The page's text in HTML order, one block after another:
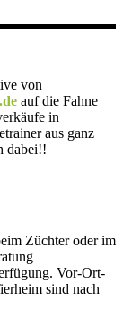
von
auf die Fahne
in
aus ganz
dabei!!
Züchter oder im
Vor-Ort-
sind nach